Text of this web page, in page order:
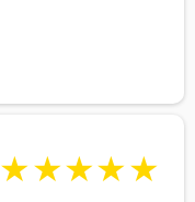
★★★★★